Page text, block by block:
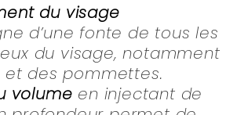
du visage
d’une fonte de tous les
du visage, notamment
des pommettes.
volume en injectant de